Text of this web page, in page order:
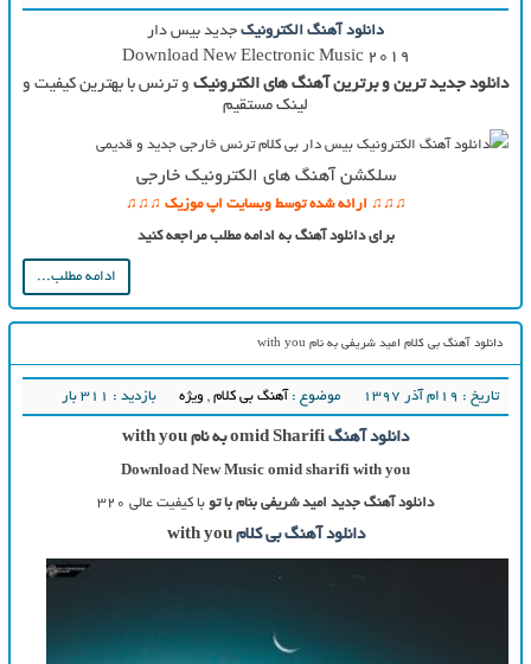
دانلود آهنگ الکترونیک جدید بیس دار
Download New Electronic Music 2019
دانلود جدید ترین و برترین آهنگ های الکترونیک و ترنس با بهترین کیفیت و
لینک مستقیم
سلکشن آهنگ های الکترونیک خارجی
♫♫♫ ارائه شده توسط وبسایت اپ موزیک ♫♫♫
برای دانلود آهنگ به ادامه مطلب مراجعه کنید
ادامه مطلب...
دانلود آهنگ بی کلام امید شریفی به نام with you
تاریخ : ۱۹ام آذر ۱۳۹۷ موضوع : آهنگ بی کلام, ویژه بازدید : 311 بار
دانلود آهنگ
Download New Music omid sharifi with you
دانلود آهنگ جدید امید شریفی بنام با تو با کیفیت عالی ۳۲۰
دانلود آهنگ بی کلام with you